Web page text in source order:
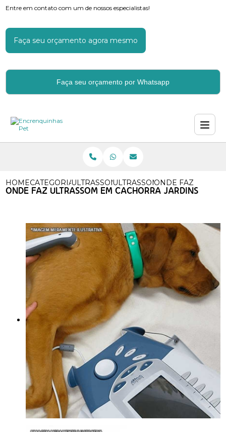
Entre em contato com um de nossos especialistas!
Faça seu orçamento agora mesmo
Faça seu orçamento por Whatsapp
HOMECATEGORIASULTRASSOM EM CACHORROS
ULTRASSOM PARA LATIDO
ONDE FAZ
ONDE FAZ ULTRASSOM EM CACHORRA JARDINS